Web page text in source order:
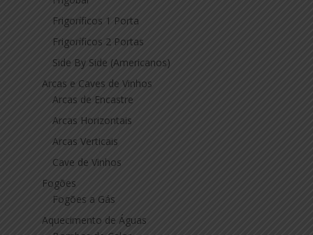
Frigoríficos 1 Porta
Frigoríficos 2 Portas
Side By Side (Americanos)
Arcas e Caves de Vinhos
Arcas de Encastre
Arcas Horizontais
Arcas Verticais
Cave de Vinhos
Fogões
Fogões a Gás
Aquecimento de Águas